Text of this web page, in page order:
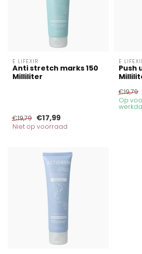
E LIFEXIR
Anti stretch marks 150
Milliliter
€19,79 €17,99
Niet op voorraad
E
Push
€19,79
Op